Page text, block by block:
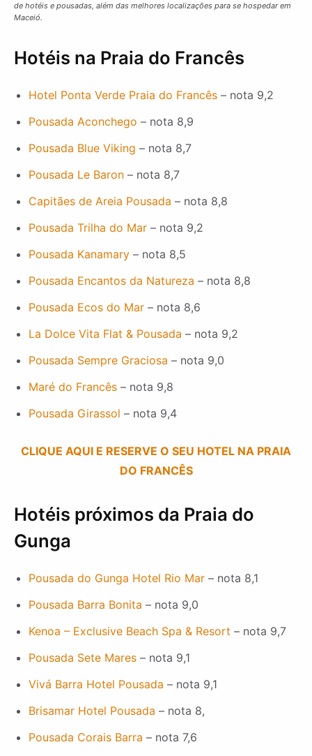
de hotéis e pousadas, além das melhores localizações para se hospedar em
Maceió.
Hotéis na Praia do Francês
Hotel Ponta Verde Praia do Francês – nota 9,2
Pousada Aconchego – nota 8,9
Pousada Blue Viking – nota 8,7
Pousada Le Baron – nota 8,7
Capitães de Areia Pousada – nota 8,8
Pousada Trilha do Mar – nota 9,2
Pousada Kanamary – nota 8,5
Pousada Encantos da Natureza – nota 8,8
Pousada Ecos do Mar – nota 8,6
La Dolce Vita Flat & Pousada – nota 9,2
Pousada Sempre Graciosa – nota 9,0
Maré do Francês – nota 9,8
Pousada Girassol – nota 9,4
CLIQUE AQUI E RESERVE O SEU HOTEL NA PRAIA
DO FRANCÊS
Hotéis próximos da Praia do
Gunga
Pousada do Gunga Hotel Rio Mar – nota 8,1
Pousada Barra Bonita – nota 9,0
Kenoa – Exclusive Beach Spa & Resort – nota 9,7
Pousada Sete Mares – nota 9,1
Vivá Barra Hotel Pousada – nota 9,1
Brisamar Hotel Pousada – nota 8,
Pousada Corais Barra – nota 7,6